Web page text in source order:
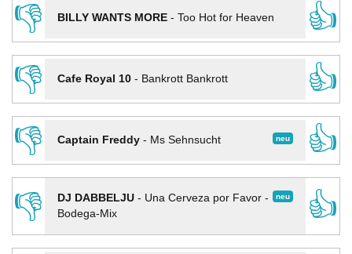
👎
BILLY WANTS MORE- Too Hot for Heaven
👍
👎
Cafe Royal 10- Bankrott Bankrott
👍
👎
neu
Captain Freddy- Ms Sehnsucht
👍
👎
neu
DJ DABBELJU- Una Cerveza por Favor -
Bodega-Mix
👍